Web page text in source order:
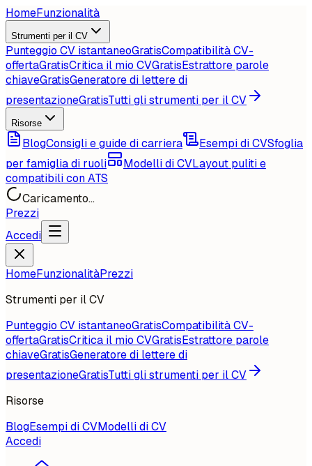
HomeFunzionalità
Strumenti per il CV
Punteggio CV istantaneoGratisCompatibilità CV-
offertaGratisCritica il mio CVGratisEstrattore parole
chiaveGratisGeneratore di lettere di
presentazioneGratisTutti gli strumenti per il CV
Risorse
BlogConsigli e guide di carriera Esempi di CVSfoglia
per famiglia di ruoli
Modelli di CVLayout puliti e
compatibili con ATS
Caricamento...
Prezzi
Accedi
HomeFunzionalitàPrezzi
Strumenti per il CV
Punteggio CV istantaneoGratisCompatibilità CV-
offertaGratisCritica il mio CVGratisEstrattore parole
chiaveGratisGeneratore di lettere di
presentazioneGratisTutti gli strumenti per il CV
Risorse
BlogEsempi di CVModelli di CV
Accedi